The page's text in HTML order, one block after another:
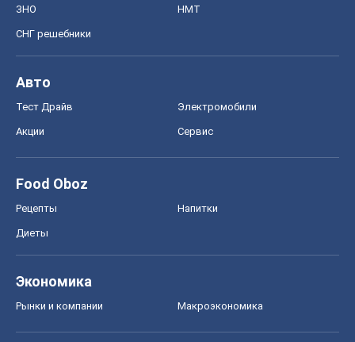
ЗНО НМТ
СНГ решебники
Авто
Тест Драйв Электромобили
Акции Сервис
Food Oboz
Рецепты Напитки
Диеты
Экономика
Рынки и компании Mакроэкономика